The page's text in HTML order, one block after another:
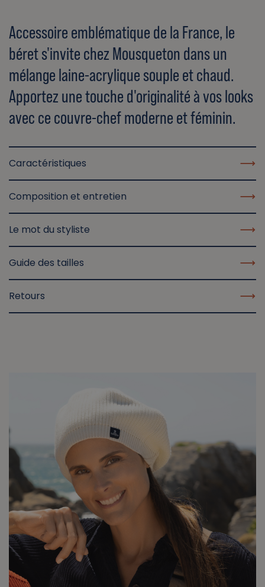
Accessoire emblématique de la France, le
béret s'invite chez Mousqueton dans un
mélange laine-acrylique souple et chaud.
Apportez une touche d'originalité à vos looks
avec ce couvre-chef moderne et féminin.
Caractéristiques
Composition et entretien
Le mot du styliste
Guide des tailles
Retours